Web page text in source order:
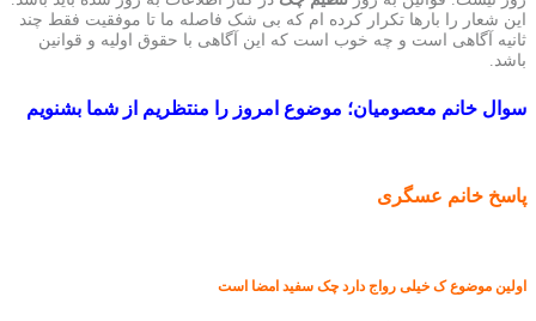
این شعار را بارها تکرار کرده ام که بی شک فاصله ما تا موفقیت فقط چند
ثانیه آگاهی است و چه خوب است که این آگاهی با حقوق اولیه و قوانین
باشد.
سوال خانم معصومیان؛ موضوع امروز را منتظریم از شما بشنویم
پاسخ خانم عسگری
اولین موضوع ک خیلی رواج دارد چک سفید امضا است